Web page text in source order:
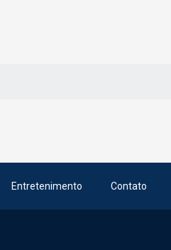
Entretenimento Contato